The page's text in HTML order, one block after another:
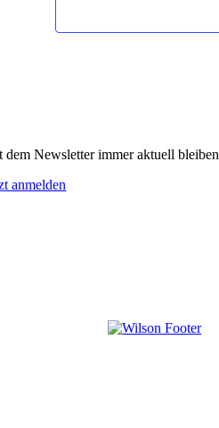
dem Newsletter immer aktuell bleiben
anmelden